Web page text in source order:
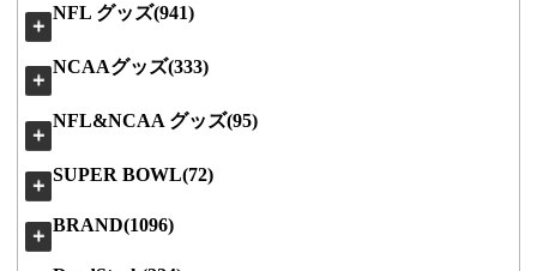
＋
NFL グッズ(941)
＋
NCAAグッズ(333)
＋
NFL&NCAA グッズ(95)
＋
SUPER BOWL(72)
＋
BRAND(1096)